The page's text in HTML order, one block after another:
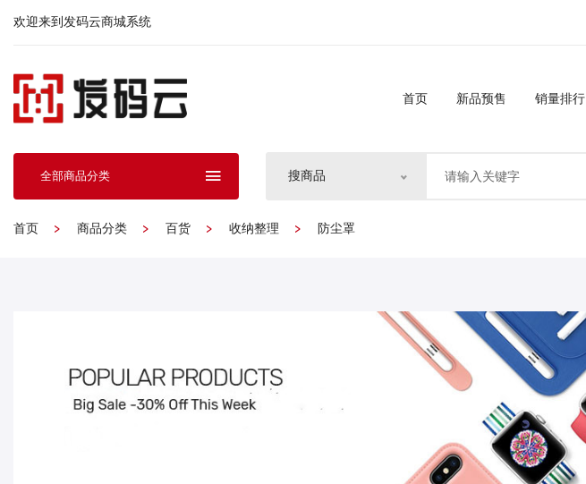
欢迎来到发码云商城系统
首页 新品预售 销量排行
全部商品分类 搜商品
首页 商品分类 百货 收纳整理 防尘罩